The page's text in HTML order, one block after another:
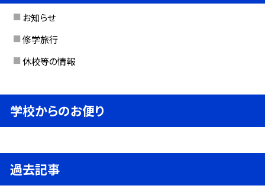
お知らせ
修学旅行
休校等の情報
学校からのお便り
過去記事